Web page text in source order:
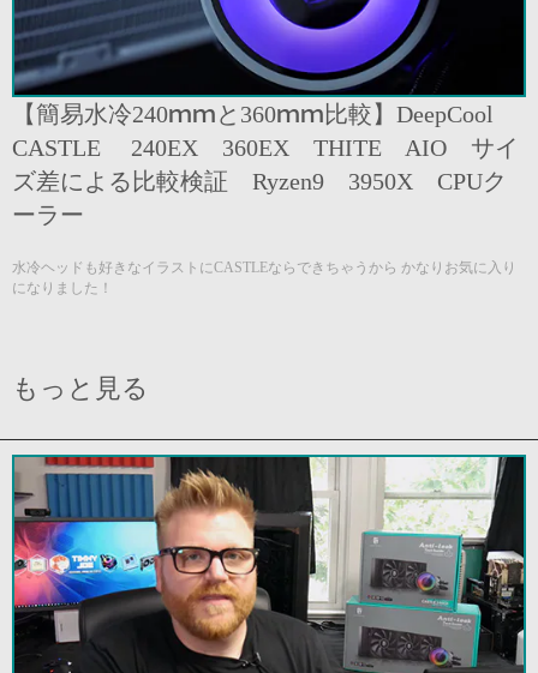
【簡易水冷240ｍｍと360ｍｍ比較】DeepCool
CASTLE 240EX 360EX THITE AIO サイ
ズ差による比較検証 Ryzen9 3950X CPUク
ーラー
水冷ヘッドも好きなイラストにCASTLEならできちゃうから かなりお気に入り
になりました！
もっと見る